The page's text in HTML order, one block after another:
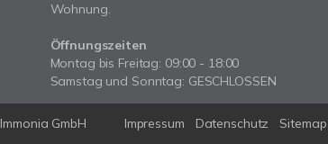
Wohnung.
Öffnungszeiten
Montag bis Freitag: 09:00 - 18:00
Samstag und Sonntag: GESCHLOSSEN
Immonia GmbH Impressum Datenschutz Sitemap